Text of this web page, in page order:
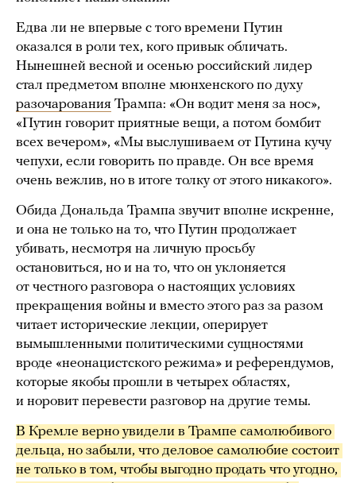
Едва ли не впервые с того времени Путин
оказался в роли тех, кого привык обличать.
Нынешней весной и осенью российский лидер
стал предметом вполне мюнхенского по духу
разочарования Трампа: «Он водит меня за нос»,
«Путин говорит приятные вещи, а потом бомбит
всех вечером», «Мы выслушиваем от Путина кучу
чепухи, если говорить по правде. Он все время
очень вежлив, но в итоге толку от этого никакого».
Обида Дональда Трампа звучит вполне искренне,
и она не только на то, что Путин продолжает
убивать, несмотря на личную просьбу
остановиться, но и на то, что он уклоняется
от честного разговора о настоящих условиях
прекращения войны и вместо этого раз за разом
читает исторические лекции, оперирует
вымышленными политическими сущностями
вроде «неонацистского режима» и референдумов,
которые якобы прошли в четырех областях,
и норовит перевести разговор на другие темы.
В Кремле верно увидели в Трампе самолюбивого
дельца, но забыли, что деловое самолюбие состоит
не только в том, чтобы выгодно продать что угодно,